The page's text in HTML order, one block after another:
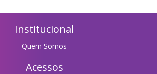
Institucional
Quem Somos
Acessos